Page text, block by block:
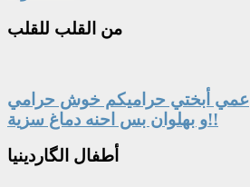
من القلب للقلب
عمي أبختي حراميكم خوش حرامي
و بهلوان بس احنه دماغ سزية!!
أطفال الگاردينيا